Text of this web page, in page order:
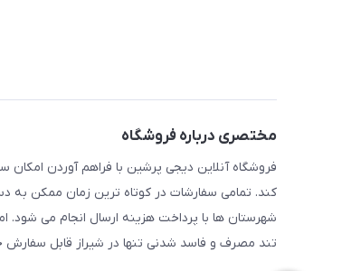
مختصری درباره فروشگاه
فروشگاه آنلاین دیجی پرشین با فراهم آوردن
کند. تمامی سفارشات در کوتاه ترین زمان ممکن به
شهرستان ها با پرداخت هزینه ارسال انجام می
تند مصرف و فاسد شدنی تنها در شیراز قابل سفارش